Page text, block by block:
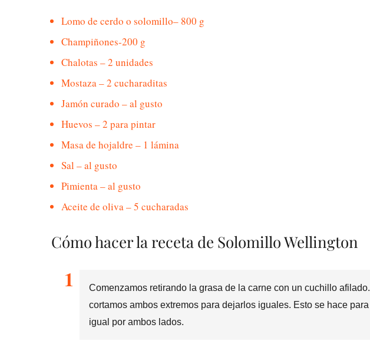
Lomo de cerdo o solomillo– 800 g
Champiñones-200 g
Chalotas – 2 unidades
Mostaza – 2 cucharaditas
Jamón curado – al gusto
Huevos – 2 para pintar
Masa de hojaldre – 1 lámina
Sal – al gusto
Pimienta – al gusto
Aceite de oliva – 5 cucharadas
Cómo hacer la receta de Solomillo Wellington
Comenzamos retirando la grasa de la carne con un cuchillo
cortamos ambos extremos para dejarlos iguales. Esto se hace
igual por ambos lados.